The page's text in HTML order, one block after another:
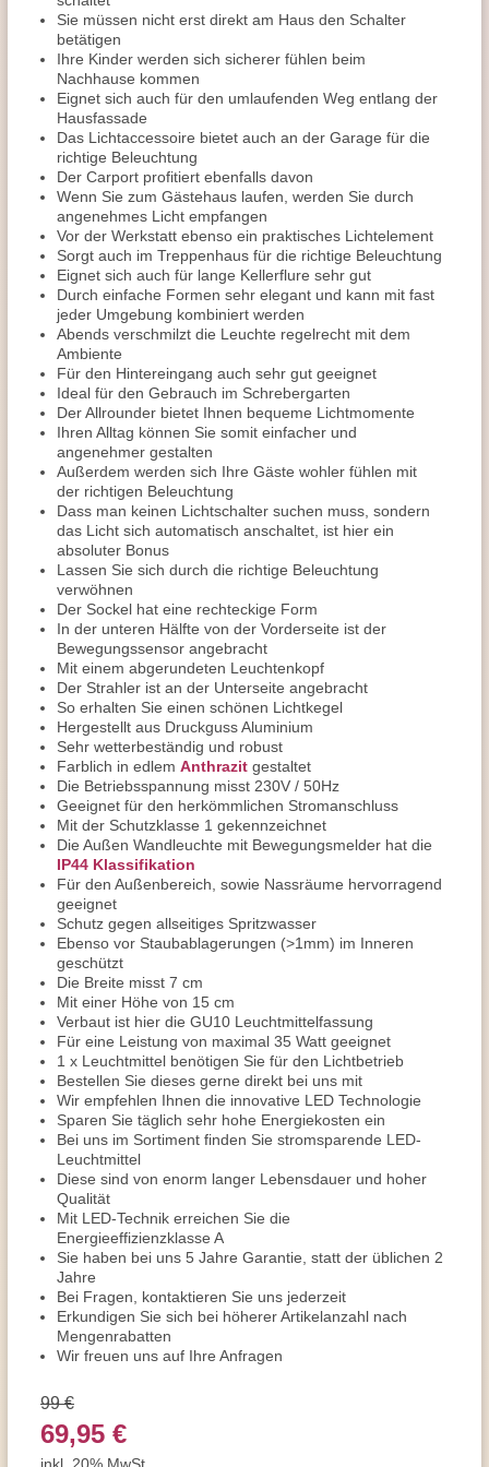
Sie müssen nicht erst direkt am Haus den Schalter
betätigen
Ihre Kinder werden sich sicherer fühlen beim
Nachhause kommen
Eignet sich auch für den umlaufenden Weg entlang der
Hausfassade
Das Lichtaccessoire bietet auch an der Garage für die
richtige Beleuchtung
Der Carport profitiert ebenfalls davon
Wenn Sie zum Gästehaus laufen, werden Sie durch
angenehmes Licht empfangen
Vor der Werkstatt ebenso ein praktisches Lichtelement
Sorgt auch im Treppenhaus für die richtige Beleuchtung
Eignet sich auch für lange Kellerflure sehr gut
Durch einfache Formen sehr elegant und kann mit fast
jeder Umgebung kombiniert werden
Abends verschmilzt die Leuchte regelrecht mit dem
Ambiente
Für den Hintereingang auch sehr gut geeignet
Ideal für den Gebrauch im Schrebergarten
Der Allrounder bietet Ihnen bequeme Lichtmomente
Ihren Alltag können Sie somit einfacher und
angenehmer gestalten
Außerdem werden sich Ihre Gäste wohler fühlen mit
der richtigen Beleuchtung
Dass man keinen Lichtschalter suchen muss, sondern
das Licht sich automatisch anschaltet, ist hier ein
absoluter Bonus
Lassen Sie sich durch die richtige Beleuchtung
verwöhnen
Der Sockel hat eine rechteckige Form
In der unteren Hälfte von der Vorderseite ist der
Bewegungssensor angebracht
Mit einem abgerundeten Leuchtenkopf
Der Strahler ist an der Unterseite angebracht
So erhalten Sie einen schönen Lichtkegel
Hergestellt aus Druckguss Aluminium
Sehr wetterbeständig und robust
Farblich in edlem Anthrazit gestaltet
Die Betriebsspannung misst 230V / 50Hz
Geeignet für den herkömmlichen Stromanschluss
Mit der Schutzklasse 1 gekennzeichnet
Die Außen Wandleuchte mit Bewegungsmelder hat die
IP44 Klassifikation
Für den Außenbereich, sowie Nassräume hervorragend
geeignet
Schutz gegen allseitiges Spritzwasser
Ebenso vor Staubablagerungen (>1mm) im Inneren
geschützt
Die Breite misst 7 cm
Mit einer Höhe von 15 cm
Verbaut ist hier die GU10 Leuchtmittelfassung
Für eine Leistung von maximal 35 Watt geeignet
1 x Leuchtmittel benötigen Sie für den Lichtbetrieb
Bestellen Sie dieses gerne direkt bei uns mit
Wir empfehlen Ihnen die innovative LED Technologie
Sparen Sie täglich sehr hohe Energiekosten ein
Bei uns im Sortiment finden Sie stromsparende LED-
Leuchtmittel
Diese sind von enorm langer Lebensdauer und hoher
Qualität
Mit LED-Technik erreichen Sie die
Energieeffizienzklasse A
Sie haben bei uns 5 Jahre Garantie, statt der üblichen 2
Jahre
Bei Fragen, kontaktieren Sie uns jederzeit
Erkundigen Sie sich bei höherer Artikelanzahl nach
Mengenrabatten
Wir freuen uns auf Ihre Anfragen
99 €
69,95 €